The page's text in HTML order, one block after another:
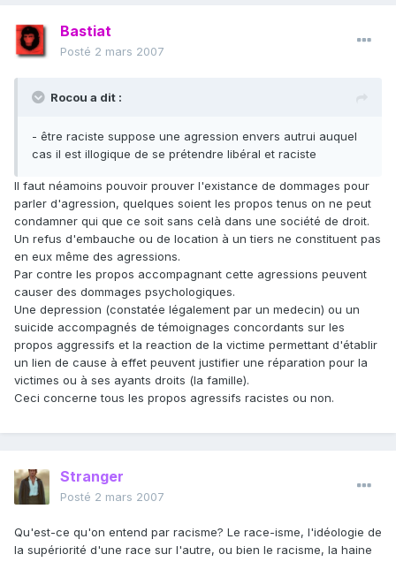
Bastiat
Posté 2 mars 2007
Rocou a dit :
- être raciste suppose une agression envers autrui auquel
cas il est illogique de se prétendre libéral et raciste
Il faut néamoins pouvoir prouver l'existance de dommages pour
parler d'agression, quelques soient les propos tenus on ne peut
condamner qui que ce soit sans celà dans une société de droit.
Un refus d'embauche ou de location à un tiers ne constituent pas
en eux même des agressions.
Par contre les propos accompagnant cette agressions peuvent
causer des dommages psychologiques.
Une depression (constatée légalement par un medecin) ou un
suicide accompagnés de témoignages concordants sur les
propos aggressifs et la reaction de la victime permettant d'établir
un lien de cause à effet peuvent justifier une réparation pour la
victimes ou à ses ayants droits (la famille).
Ceci concerne tous les propos agressifs racistes ou non.
Stranger
Posté 2 mars 2007
Qu'est-ce qu'on entend par racisme? Le race-isme, l'idéologie de
la supériorité d'une race sur l'autre, ou bien le racisme, la haine